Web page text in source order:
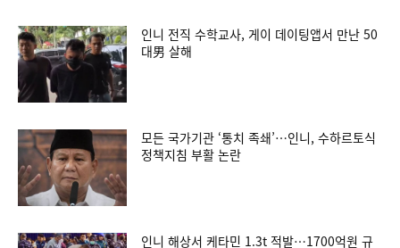
인니 전직 수학교사, 게이 데이팅앱서 만난 50
대男 살해
모든 국가기관 ‘통치 족쇄’…인니, 수하르토식
정책지침 부활 논란
인니 해상서 케타민 1.3t 적발…1700억원 규